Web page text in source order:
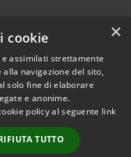
© 2026 • Comune di
Villasanta • Powered by
Municipium•
Accesso
redazione
×
cookie
assimilati strettamente
navigazione del sito,
solo fine di elaborare
e anonime.
policy al seguente link
TUTTO